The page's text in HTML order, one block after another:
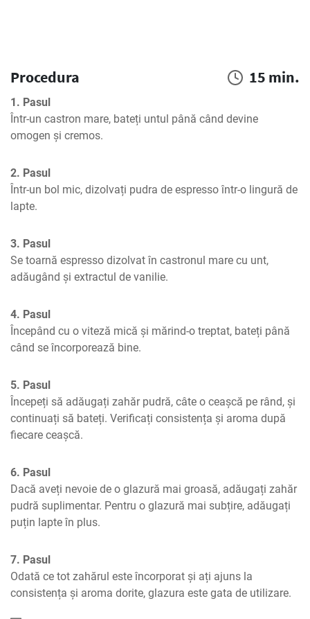
Procedura 15 min.
1. Pasul
Într-un castron mare, bateți untul până când devine
omogen și cremos.
2. Pasul
Într-un bol mic, dizolvați pudra de espresso într-o lingură de
lapte.
3. Pasul
Se toarnă espresso dizolvat în castronul mare cu unt,
adăugând și extractul de vanilie.
4. Pasul
Începând cu o viteză mică și mărind-o treptat, bateți până
când se încorporează bine.
5. Pasul
Începeți să adăugați zahăr pudră, câte o ceașcă pe rând, și
continuați să bateți. Verificați consistența și aroma după
fiecare ceașcă.
6. Pasul
Dacă aveți nevoie de o glazură mai groasă, adăugați zahăr
pudră suplimentar. Pentru o glazură mai subțire, adăugați
puțin lapte în plus.
7. Pasul
Odată ce tot zahărul este încorporat și ați ajuns la
consistența și aroma dorite, glazura este gata de utilizare.